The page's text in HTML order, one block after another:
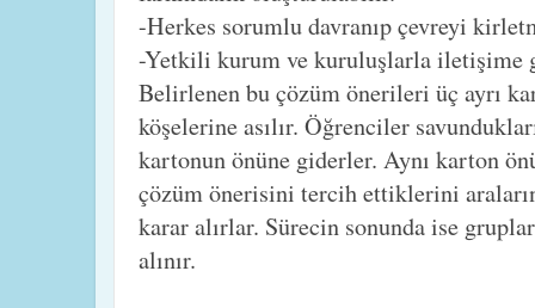
-Herkes sorumlu davranıp çevreyi
-Yetkili kurum ve kuruluşlarla iletişime
Belirlenen bu çözüm önerileri üç ayrı
köşelerine asılır. Öğrenciler
kartonun önüne giderler. Aynı karton
çözüm önerisini tercih ettiklerini
karar alırlar. Sürecin sonunda ise
alınır.